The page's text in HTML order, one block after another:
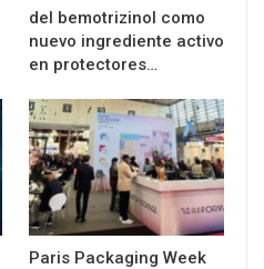
del bemotrizinol como
nuevo ingrediente activo
en protectores…
Paris Packaging Week